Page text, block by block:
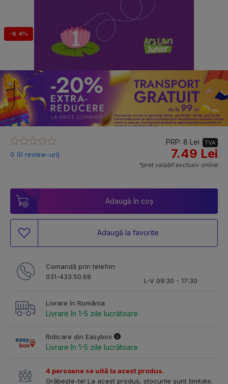
-6.4%
0 (0 review-uri)
PRP: 8 Lei TVA
7.49 Lei
*preț valabil exclusiv online
Adaugă în coș
Adaugă la favorite
Comandă prin telefon
031-433.50.68
L-V 09:30 - 17:30
Livrare în România
Livrare în 1-5 zile lucrătoare
Ridicare din Easybox
Livrare în 1-5 zile lucrătoare
4 persoane se uită la acest produs.
Grăbește-te! La acest produs, stocurile sunt limitate.